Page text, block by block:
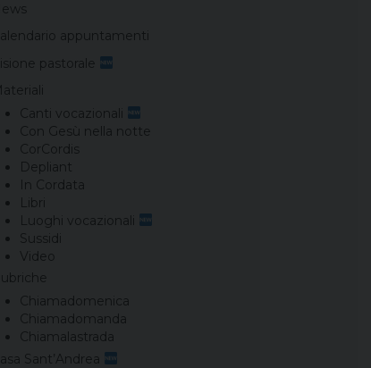
appuntamenti
pastorale
Canti vocazionali
Con Gesù nella notte
CorCordis
Depliant
In Cordata
Libri
Luoghi vocazionali
Sussidi
Video
Chiamadomenica
Chiamadomanda
Chiamalastrada
Sant’Andrea